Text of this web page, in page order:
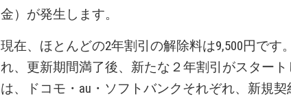
金）が発生します。
現在、 ほとんどの2年割引の解除料は9,500円です
れ、更新期間満了後、新たな２年割引がスター
は、ドコモ・au・ソフトバンクそれぞれ、新規